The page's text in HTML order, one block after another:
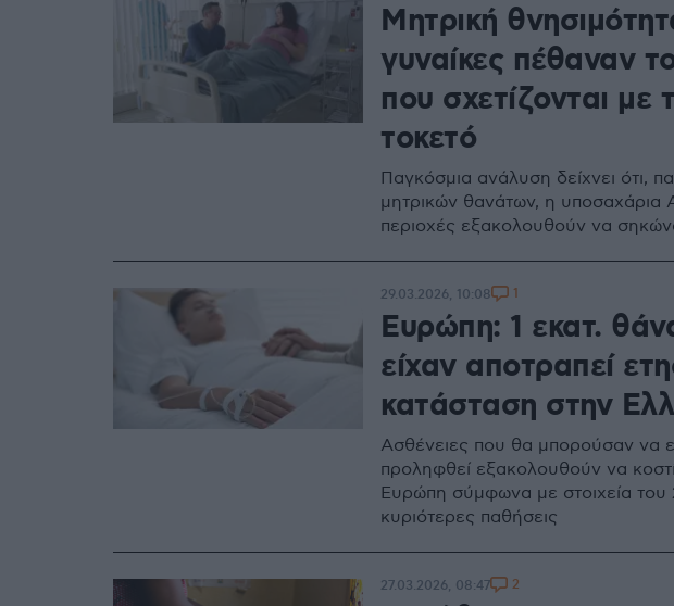
Μητρική
γυναίκες πέθαναν
που σχετίζονται με
τοκετό
Παγκόσμια ανάλυση δείχνει ότι,
μητρικών θανάτων, η υποσαχάρια
περιοχές εξακολουθούν να
Ευρώπη: 1 εκατ.
είχαν αποτραπεί
κατάσταση στην
Ασθένειες που θα μπορούσαν να
προληφθεί εξακολουθούν να
Ευρώπη σύμφωνα με στοιχεία του
κυριότερες παθήσεις
29.03.2026, 10:08 1
27.03.2026, 08:47 2